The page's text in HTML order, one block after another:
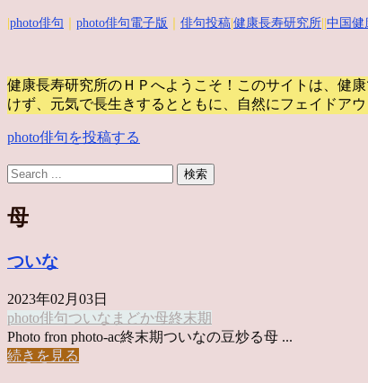
photo俳句 photo俳句電子版 俳句投稿 健康長寿研究所 中国健
健康長寿研究所のＨＰへようこそ！このサイトは、健
けず、元気で長生きするとともに、自然にフェイドアウ
photo俳句を投稿する
母
ついな
2023年02月03日
photo俳句ついな まどか母終末期
Photo fron photo-ac終末期ついなの豆炒る母 ...
続きを見る